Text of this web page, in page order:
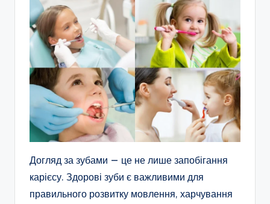
Догляд за зубами — це не лише запобігання
карієсу. Здорові зуби є важливими для
правильного розвитку мовлення, харчування